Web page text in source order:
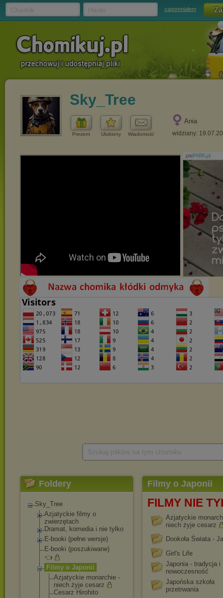
zapomniałem
Sky_Tree
Prezent Ulubiony Wiadomość
Ania
widziany:
Foldery
Sky_Tree
Azjatyckie filmy o
zwierzętach
Dramat, komedia i nie tylko
E-booki (pełne wersje)
E-booki (poszukiwane)
👈
Filmy o Japonii
Azjatyckie monarchie -
niech żyje cesarz
Cesarz Hirohito
Filmy o Japonii
FILMY NIE
Azjatyckie
niech żyje cesarz
Dookoła Świata -
Girl's Life
Japonia - tradycja i
nowoczesność
Japońska szkoła
przetrwania